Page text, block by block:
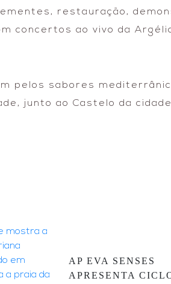
restauração,
concertos ao vivo da
pelos sabores
junto ao Castelo da
AP EVA SENSES
APRESENTA